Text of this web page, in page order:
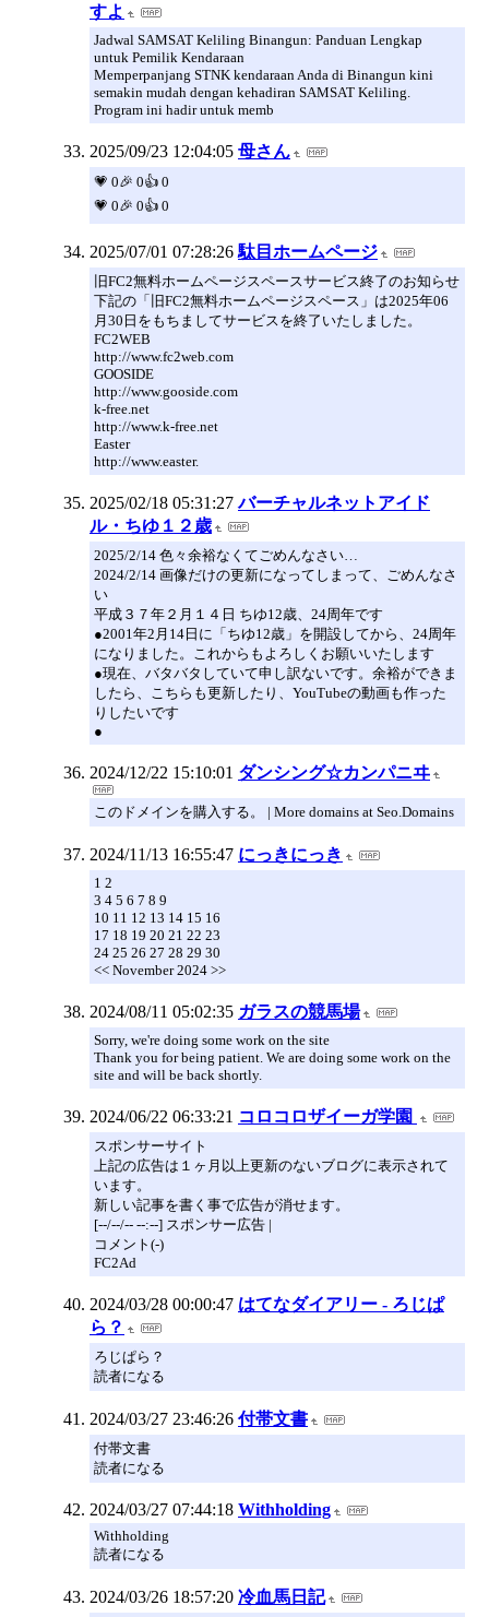
すよ
Jadwal SAMSAT Keliling Binangun: Panduan Lengkap
untuk Pemilik Kendaraan
Memperpanjang STNK kendaraan Anda di Binangun kini
semakin mudah dengan kehadiran SAMSAT Keliling.
Program ini hadir untuk memb
2025/09/23 12:04:05 母さん
💗 0🎉 0👍 0
💗 0🎉 0👍 0
2025/07/01 07:28:26 駄目ホームページ
旧FC2無料ホームページスペースサービス終了のお知らせ
下記の「旧FC2無料ホームページスペース」は2025年06
月30日をもちましてサービスを終了いたしました。
FC2WEB
http://www.fc2web.com
GOOSIDE
http://www.gooside.com
k-free.net
http://www.k-free.net
Easter
http://www.easter.
2025/02/18 05:31:27 バーチャルネットアイド
ル・ちゆ１２歳
2025/2/14 色々余裕なくてごめんなさい…
2024/2/14 画像だけの更新になってしまって、ごめんなさ
い
平成３７年２月１４日 ちゆ12歳、24周年です
●2001年2月14日に「ちゆ12歳」を開設してから、24周年
になりました。これからもよろしくお願いいたします
●現在、バタバタしていて申し訳ないです。余裕ができま
したら、こちらも更新したり、YouTubeの動画も作った
りしたいです
●
2024/12/22 15:10:01 ダンシング☆カンパニヰ
このドメインを購入する。 | More domains at Seo.Domains
2024/11/13 16:55:47 にっきにっき
1 2
3 4 5 6 7 8 9
10 11 12 13 14 15 16
17 18 19 20 21 22 23
24 25 26 27 28 29 30
<< November 2024 >>
2024/08/11 05:02:35 ガラスの競馬場
Sorry, we're doing some work on the site
Thank you for being patient. We are doing some work on the
site and will be back shortly.
2024/06/22 06:33:21 コロコロザイーガ学園
スポンサーサイト
上記の広告は１ヶ月以上更新のないブログに表示されて
います。
新しい記事を書く事で広告が消せます。
[--/--/-- --:--] スポンサー広告 |
コメント(-)
FC2Ad
2024/03/28 00:00:47 はてなダイアリー - ろじぱ
ら？
ろじぱら？
読者になる
2024/03/27 23:46:26 付帯文書
付帯文書
読者になる
2024/03/27 07:44:18 Withholding
Withholding
読者になる
2024/03/26 18:57:20 冷血馬日記